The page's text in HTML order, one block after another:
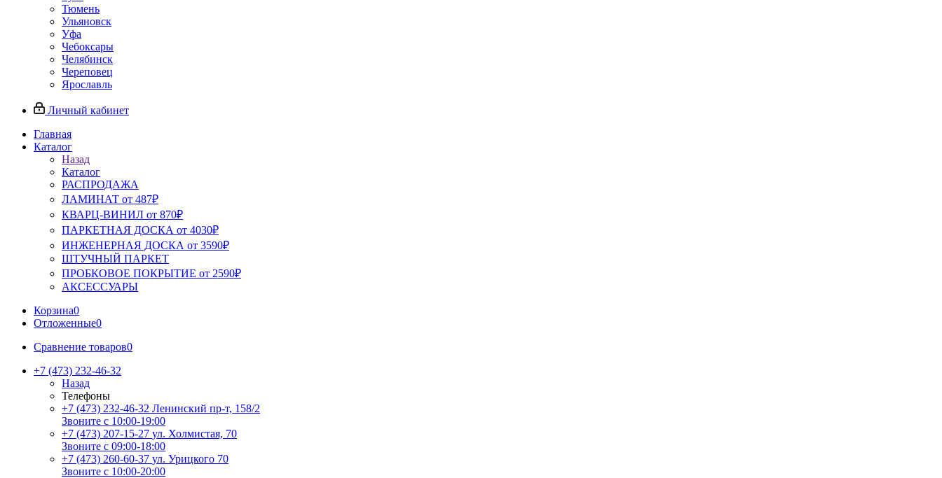
Тюмень
Ульяновск
Уфа
Чебоксары
Челябинск
Череповец
Ярославль
Личный кабинет
Главная
Каталог
Назад
Каталог
РАСПРОДАЖА
ЛАМИНАТ от 487₽
КВАРЦ-ВИНИЛ от 870₽
ПАРКЕТНАЯ ДОСКА от 4030₽
ИНЖЕНЕРНАЯ ДОСКА от 3590₽
ШТУЧНЫЙ ПАРКЕТ
ПРОБКОВОЕ ПОКРЫТИЕ от 2590₽
АКСЕССУАРЫ
Корзина0
Отложенные0
Сравнение товаров0
+7 (473) 232-46-32
Назад
Телефоны
+7 (473) 232-46-32 Ленинский пр-т, 158/2
Звоните с 10:00-19:00
+7 (473) 207-15-27 ул. Холмистая, 70
Звоните с 09:00-18:00
+7 (473) 260-60-37 ул. Урицкого 70
Звоните с 10:00-20:00